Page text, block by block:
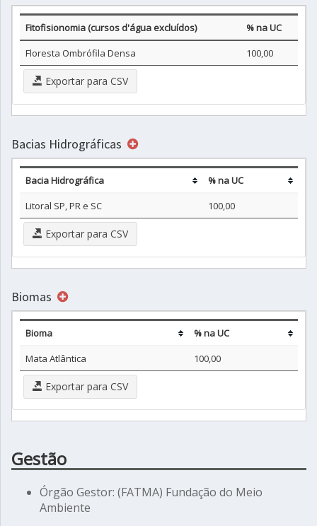
Fitofisionomia (cursos d'água excluídos)
% na UC
Floresta Ombrófila Densa
100,00
Exportar para CSV
Bacias Hidrográficas
Bacia Hidrográfica
% na UC
Litoral SP, PR e SC
100,00
Exportar para CSV
Biomas
Bioma
% na UC
Mata Atlântica
100,00
Exportar para CSV
Gestão
Órgão Gestor: (FATMA) Fundação do Meio
Ambiente